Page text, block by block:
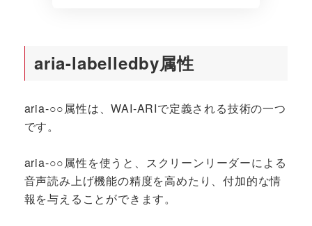
aria-labelledby属性
aria-○○属性は、WAI-ARIで定義される技術の一つ
です。
aria-○○属性を使うと、スクリーンリーダーによる
音声読み上げ機能の精度を高めたり、付加的な情
報を与えることができます。